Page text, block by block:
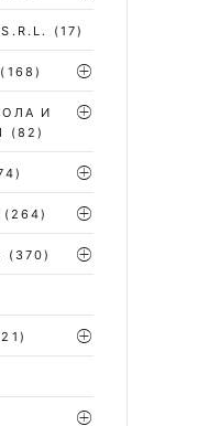
(17)
(168)
И
(82)
(264)
(370)